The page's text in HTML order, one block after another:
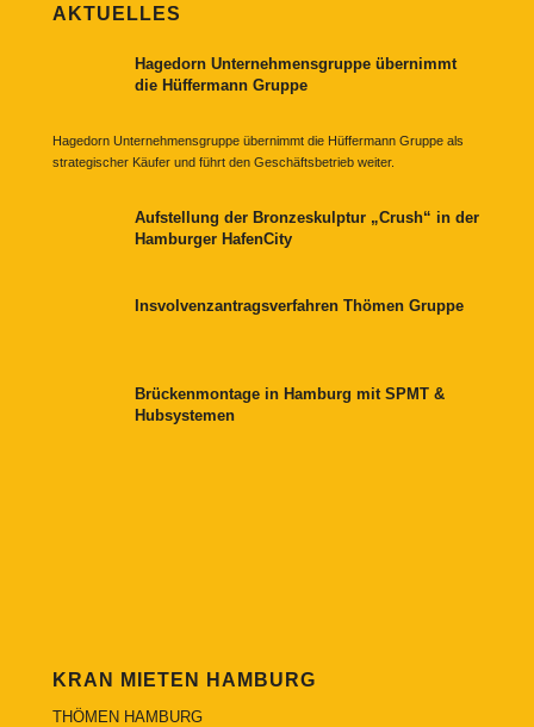
AKTUELLES
Hagedorn Unternehmensgruppe übernimmt
die Hüffermann Gruppe
Hagedorn Unternehmensgruppe übernimmt die Hüffermann Gruppe als
strategischer Käufer und führt den Geschäftsbetrieb weiter.
Aufstellung der Bronzeskulptur „Crush“ in der
Hamburger HafenCity
Insvolvenzantragsverfahren Thömen Gruppe
Brückenmontage in Hamburg mit SPMT &
Hubsystemen
KRAN MIETEN HAMBURG
THÖMEN HAMBURG